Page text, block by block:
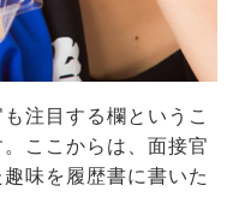
注目する欄というこ
ここからは、面接官
味を履歴書に書いた